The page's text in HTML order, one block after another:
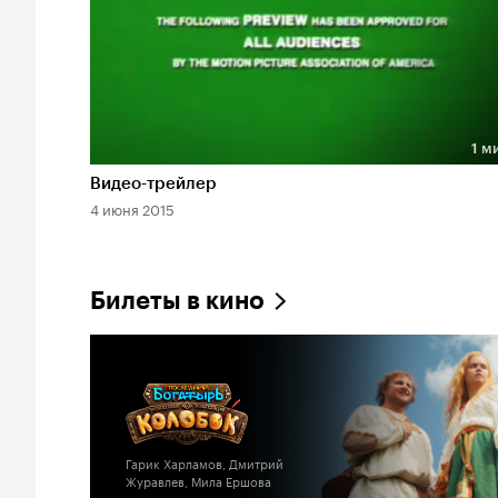
Длительность 1 мин
1
Видео-трейлер
4 июня 2015
Билеты в кино
Гарик Харламов, Дмитрий
Журавлев, Мила Ершова